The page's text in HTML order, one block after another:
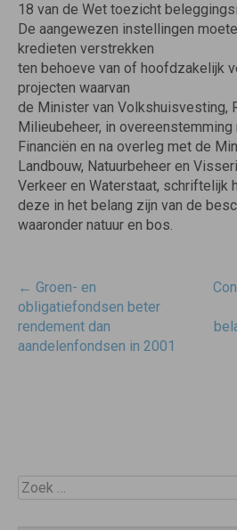
18 van de Wet toezicht
De aangewezen instellingen
kredieten verstrekken
ten behoeve van of hoofdzakelijk
projecten waarvan
de Minister van Volkshuisvesting,
Milieubeheer, in
Financiën en na overleg met de
Landbouw, Natuurbeheer en
Verkeer en Waterstaat, schriftelijk
deze in het belang zijn van de
waaronder natuur en bos.
Post
navigatie
← Groen- en
obligatiefondsen beter
rendement dan
aandelenfondsen in 2001
Zoek